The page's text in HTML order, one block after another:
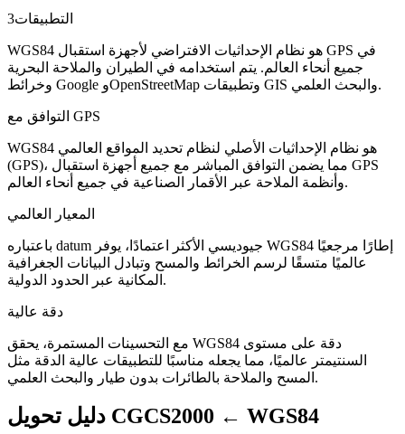
3التطبيقات
WGS84 هو نظام الإحداثيات الافتراضي لأجهزة استقبال GPS في
جميع أنحاء العالم. يتم استخدامه في الطيران والملاحة البحرية
وخرائط Google وOpenStreetMap وتطبيقات GIS والبحث العلمي.
التوافق مع GPS
WGS84 هو نظام الإحداثيات الأصلي لنظام تحديد المواقع العالمي
(GPS)، مما يضمن التوافق المباشر مع جميع أجهزة استقبال GPS
وأنظمة الملاحة عبر الأقمار الصناعية في جميع أنحاء العالم.
المعيار العالمي
باعتباره datum جيوديسي الأكثر اعتمادًا، يوفر WGS84 إطارًا مرجعيًا
عالميًا متسقًا لرسم الخرائط والمسح وتبادل البيانات الجغرافية
المكانية عبر الحدود الدولية.
دقة عالية
مع التحسينات المستمرة، يحقق WGS84 دقة على مستوى
السنتيمتر عالميًا، مما يجعله مناسبًا للتطبيقات عالية الدقة مثل
المسح والملاحة بالطائرات بدون طيار والبحث العلمي.
دليل تحويل CGCS2000 ← WGS84